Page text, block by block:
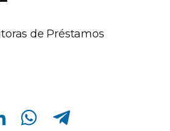
de Préstamos
Compartir en Whatsapp Compartir en Telegram